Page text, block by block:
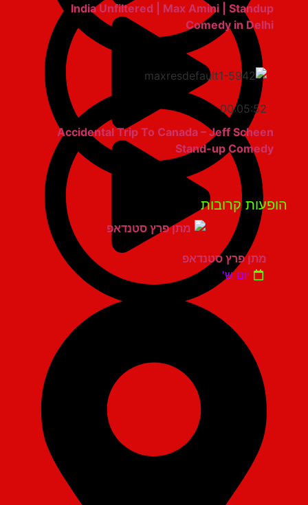
India Unfiltered | Max Amini | Standup
Comedy in Delhi
00:05:52
Accidental Trip To Canada – Jeff Scheen
Stand-up Comedy
קרובות
מתן פרץ סטנדאפ
יום ש'